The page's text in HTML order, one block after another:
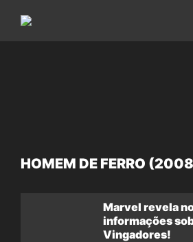
HOMEM DE FERRO
Marvel revela
informações
Vingadores!